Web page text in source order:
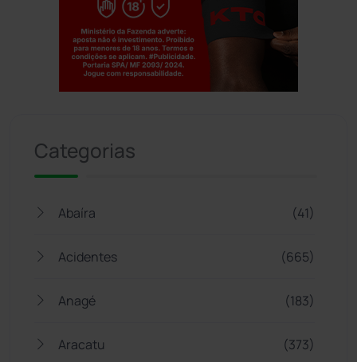
Categorias
Abaíra (41)
Acidentes (665)
Anagé (183)
Aracatu (373)